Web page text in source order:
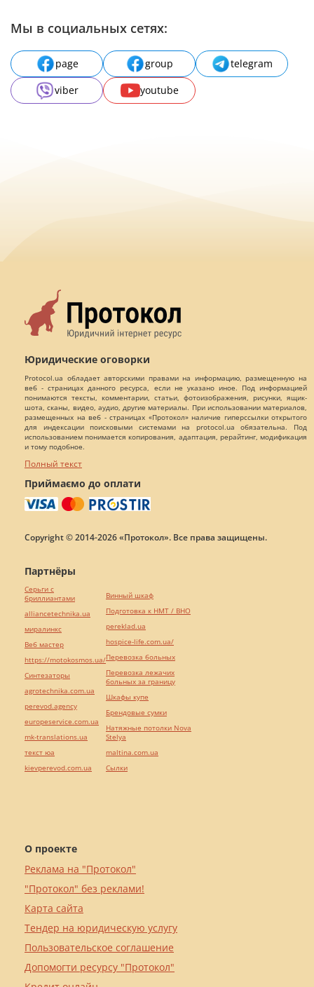
Мы в социальных сетях:
page group
telegram
viber
youtube
Юридические оговорки
Protocol.ua обладает авторскими правами на информацию, размещенную на
веб - страницах данного ресурса, если не указано иное. Под информацией
понимаются тексты, комментарии, статьи, фотоизображения, рисунки, ящик-
шота, сканы, видео, аудио, другие материалы. При использовании материалов,
размещенных на веб - страницах «Протокол» наличие гиперссылки открытого
для индексации поисковыми системами на protocol.ua обязательна. Под
использованием понимается копирования, адаптация, рерайтинг, модификация
и тому подобное.
Полный текст
Приймаємо до оплати
Copyright © 2014-2026 «Протокол». Все права защищены.
О проекте
Реклама на "Протокол"
"Протокол" без реклами!
Карта сайта
Тендер на юридическую услугу
Пользовательское соглашение
Допомогти ресурсу "Протокол"
Партнёры
Серьги с
бриллиантами
alliancetechnika.ua
миралинкс
Веб мастер
https://motokosmos.ua/
Синтезаторы
agrotechnika.com.ua
perevod.agency
europeservice.com.ua
mk-translations.ua
текст юа
kievperevod.com.ua
Винный шкаф
Подготовка к НМТ / ВНО
pereklad.ua
hospice-life.com.ua/
Перевозка больных
Перевозка лежачих
больных за границу
Шкафы купе
Брендовые сумки
Натяжные потолки Nova
Stelya
maltina.com.ua
Cылки